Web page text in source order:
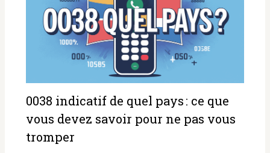
0038 indicatif de quel pays : ce que
vous devez savoir pour ne pas vous
tromper